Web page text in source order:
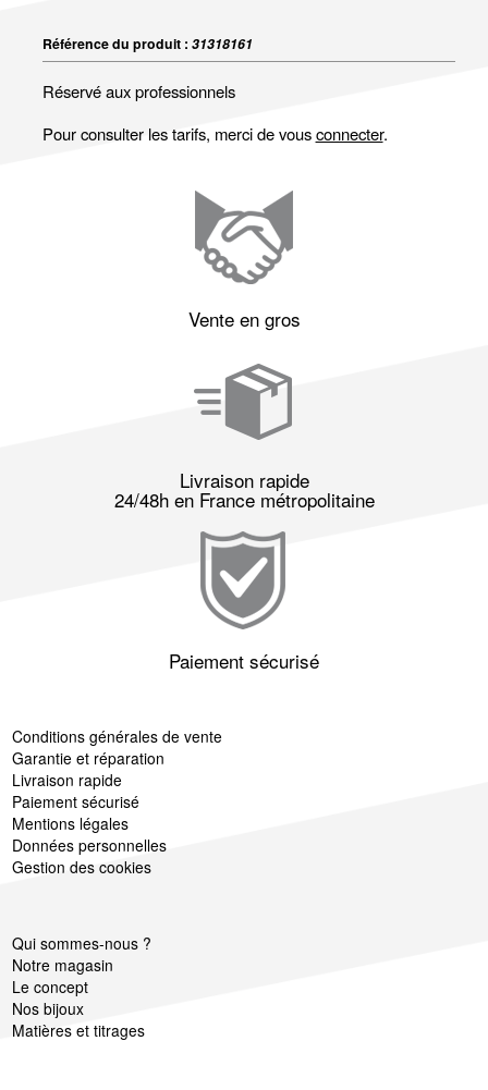
Référence du produit : 31318161
Réservé aux professionnels
Pour consulter les tarifs, merci de vousconnecter.
Vente en gros
Livraison rapide
24/48h en France métropolitaine
Paiement sécurisé
Conditions générales de vente
Garantie et réparation
Livraison rapide
Paiement sécurisé
Mentions légales
Données personnelles
Gestion des cookies
Qui sommes-nous ?
Notre magasin
Le concept
Nos bijoux
Matières et titrages